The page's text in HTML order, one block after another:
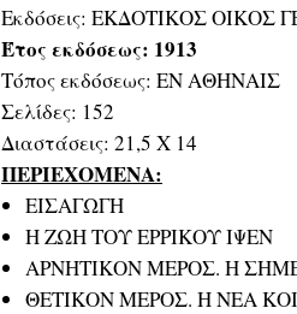
Εκδόσεις: ΕΚΔΟΤΙΚΟΣ ΟΙΚΟΣ
Έτος εκδόσεως: 1913
Τόπος εκδόσεως: ΕΝ ΑΘΗΝΑΙΣ
Σελίδες: 152
Διαστάσεις: 21,5 Χ 14
ΠΕΡΙΕΧΟΜΕΝΑ:
ΕΙΣΑΓΩΓΗ
Η ΖΩΗ ΤΟΥ ΕΡΡΙΚΟΥ ΙΨΕΝ
ΑΡΝΗΤΙΚΟΝ ΜΕΡΟΣ. Η
ΘΕΤΙΚΟΝ ΜΕΡΟΣ. Η ΝΕΑ